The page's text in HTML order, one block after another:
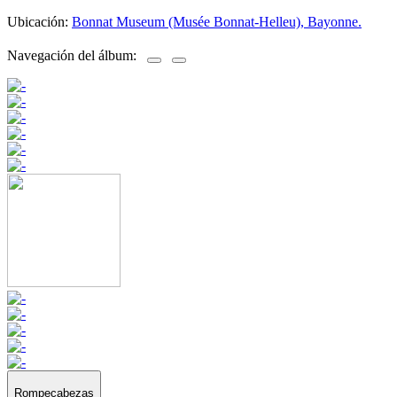
Ubicación: Bonnat Museum (Musée Bonnat-Helleu), Bayonne.
Navegación del álbum:
Rompecabezas